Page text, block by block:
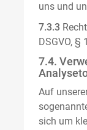
uns und
7.3.3
DSGVO, §
7.4.
Auf
sich um